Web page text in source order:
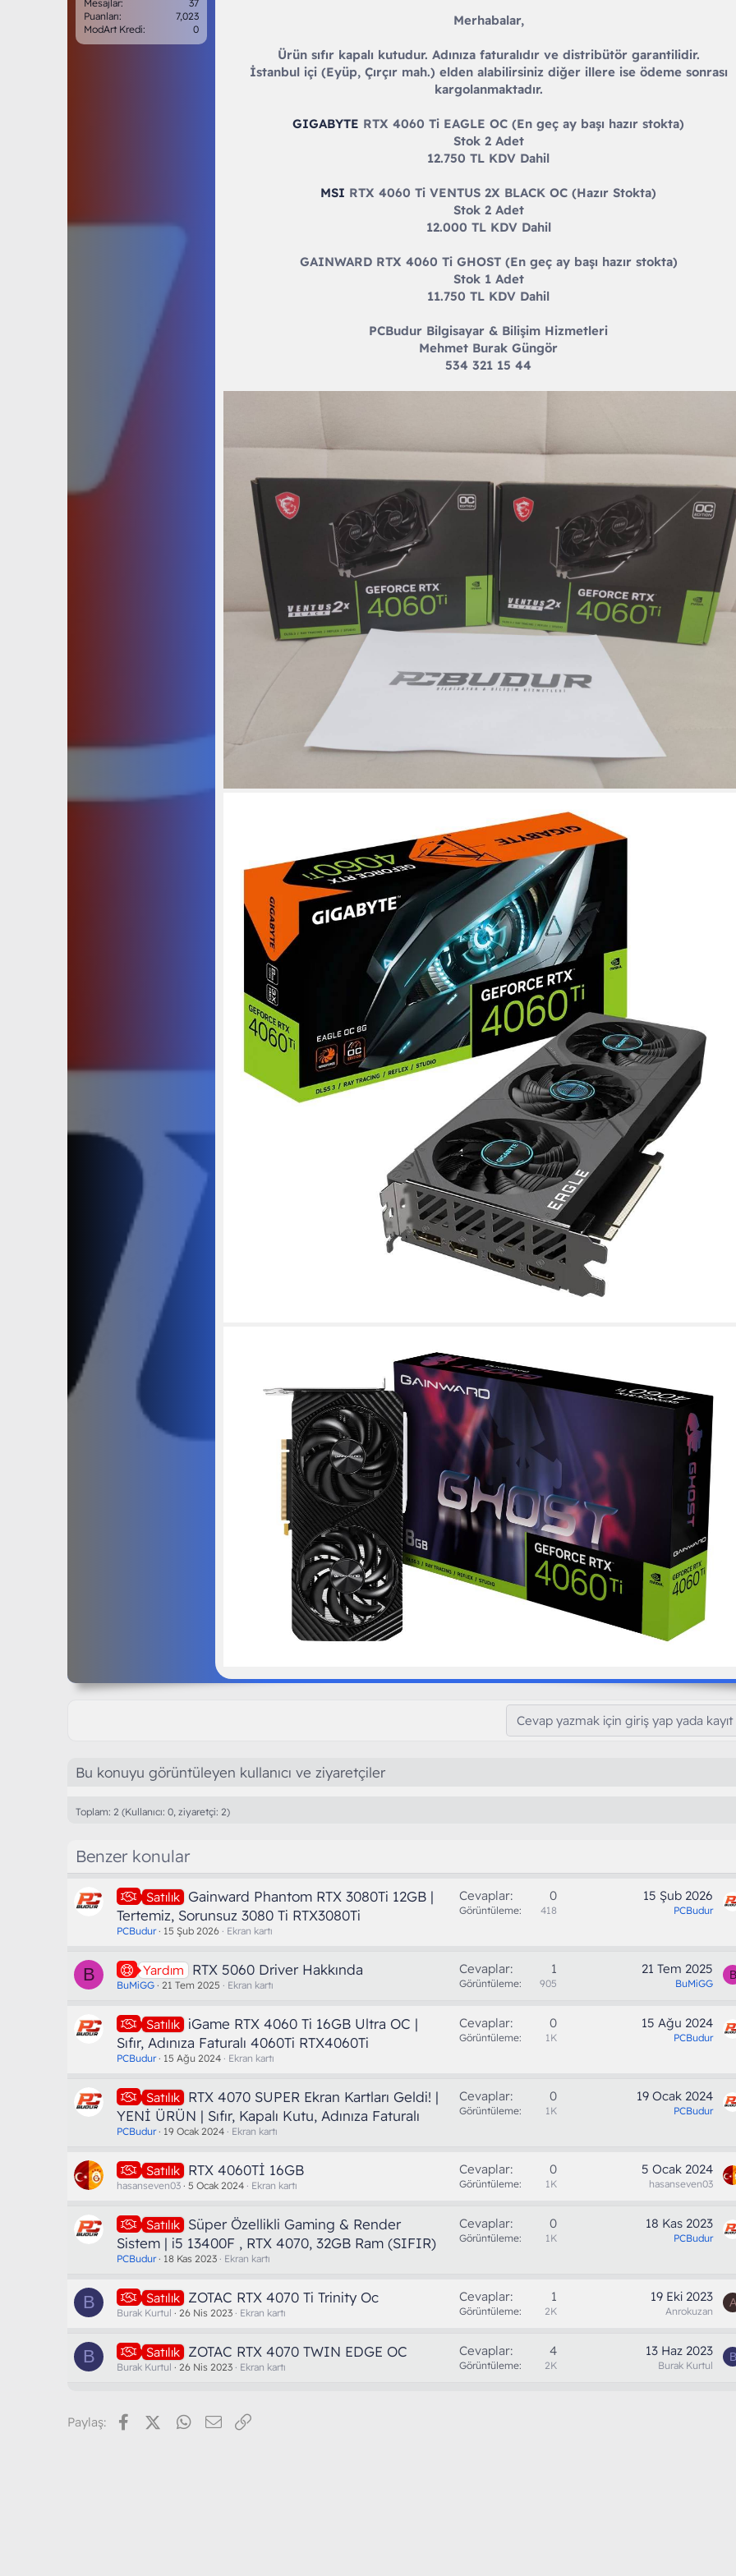
Mesajlar
37
Puanları
7,023
ModArt Kredi
0
Merhabalar,
Ürün sıfır kapalı kutudur. Adınıza faturalıdır ve distribütör garantilidir.
İstanbul içi (Eyüp, Çırçır mah.) elden alabilirsiniz diğer illere ise ödeme sonrası
kargolanmaktadır.
GIGABYTE RTX 4060 Ti EAGLE OC (En geç ay başı hazır stokta)
Stok 2 Adet
12.750 TL KDV Dahil
MSI RTX 4060 Ti VENTUS 2X BLACK OC (Hazır Stokta)
Stok 2 Adet
12.000 TL KDV Dahil
GAINWARD RTX 4060 Ti GHOST (En geç ay başı hazır stokta)
Stok 1 Adet
11.750 TL KDV Dahil
PCBudur Bilgisayar & Bilişim Hizmetleri
Mehmet Burak Güngör
534 321 15 44
Cevap yazmak için giriş yap yada
Bu konuyu görüntüleyen kullanıcı ve ziyaretçiler
Toplam: 2 (Kullanıcı: 0, ziyaretçi: 2)
Benzer konular
Satılık Gainward Phantom RTX 3080Ti 12GB |
Tertemiz, Sorunsuz 3080 Ti RTX3080Ti
PCBudur 15 Şub 2026 Ekran kartı
Cevaplar 0
Görüntüleme 418
15 Şub 2026
PCBudur
B Yardım RTX 5060 Driver Hakkında
BuMiGG 21 Tem 2025 Ekran kartı
Cevaplar 1
Görüntüleme 905
21 Tem 2025
BuMiGG
B
Satılık iGame RTX 4060 Ti 16GB Ultra OC |
Sıfır, Adınıza Faturalı 4060Ti RTX4060Ti
PCBudur 15 Ağu 2024 Ekran kartı
Cevaplar 0
Görüntüleme 1K
15 Ağu 2024
PCBudur
Satılık RTX 4070 SUPER Ekran Kartları Geldi! |
YENİ ÜRÜN | Sıfır, Kapalı Kutu, Adınıza Faturalı
PCBudur 19 Ocak 2024 Ekran kartı
Cevaplar 0
Görüntüleme 1K
19 Ocak 2024
PCBudur
Satılık RTX 4060Tİ 16GB
hasanseven03 5 Ocak 2024 Ekran kartı
Cevaplar 0
Görüntüleme 1K
5 Ocak 2024
hasanseven03
Satılık Süper Özellikli Gaming & Render
Sistem | i5 13400F , RTX 4070, 32GB Ram (SIFIR)
PCBudur 18 Kas 2023 Ekran kartı
Cevaplar 0
Görüntüleme 1K
18 Kas 2023
PCBudur
B Satılık ZOTAC RTX 4070 Ti Trinity Oc
Burak Kurtul 26 Nis 2023 Ekran kartı
Cevaplar 1
Görüntüleme 2K
19 Eki 2023
Anrokuzan
A
B Satılık ZOTAC RTX 4070 TWIN EDGE OC
Burak Kurtul 26 Nis 2023 Ekran kartı
Cevaplar 4
Görüntüleme 2K
13 Haz 2023
Burak Kurtul
B
Paylaş: FacebookX (Twitter)WhatsApp
E-posta